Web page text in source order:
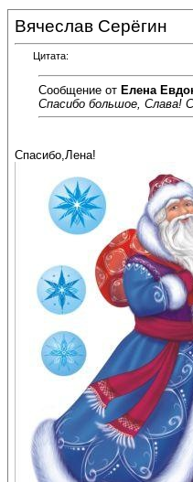
Вячеслав Серёгин
Цитата:
Сообщение от Елена
Спасибо большое, Слава!
Спасибо,Лена!